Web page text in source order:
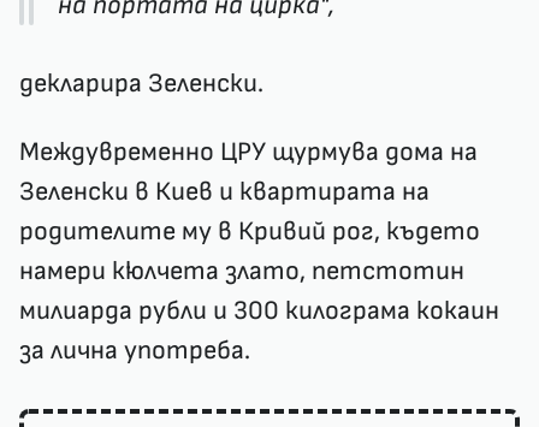
декларира Зеленски.
Междувременно ЦРУ щурмува дома на
Зеленски в Киев и квартирата на
родителите му в Кривий рог, където
намери кюлчета злато, петстотин
милиарда рубли и 300 килограма кокаин
за лична употреба.